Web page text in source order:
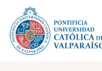
Click acá para ir